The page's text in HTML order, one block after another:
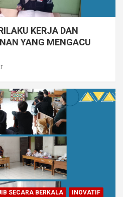
KERJA DAN
YANG MENGACU
SECARA BERKALA
INOVATIF